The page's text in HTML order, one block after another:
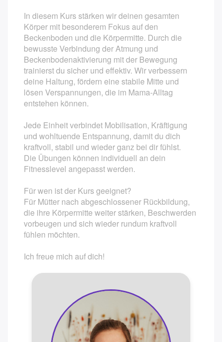
Rückbildungsgymnastik am Vormittag
Rückbildungsgymnastik am Abend
Mamafit / Training
Kangatraining ®
Yoga Kurse am Abend
Beckenbodengymnastik
ElBa
Kindernotfallkurs / Erste Hilfe am Kind
Kinderyoga OMPOMPOM
Kinderyoga
In diesem Kurs stärken wir deinen gesamten
Körper mit besonderem Fokus auf den
Beckenboden und die Körpermitte. Durch die
bewusste Verbindung der Atmung und
Beckenbodenaktivierung mit der Bewegung
trainierst du sicher und effektiv. Wir verbessern
deine Haltung, fördern eine stabile Mitte und
lösen Verspannungen, die im Mama-Alltag
entstehen können.
Jede Einheit verbindet Mobilisation, Kräftigung
und wohltuende Entspannung, damit du dich
kraftvoll, stabil und wieder ganz bei dir fühlst.
Die Übungen können individuell an dein
Fitnesslevel angepasst werden.
Für wen ist der Kurs geeignet?
Für Mütter nach abgeschlossener Rückbildung,
die ihre Körpermitte weiter stärken, Beschwerden
vorbeugen und sich wieder rundum kraftvoll
fühlen möchten.
Ich freue mich auf dich!